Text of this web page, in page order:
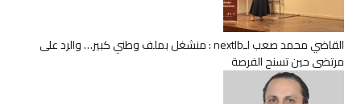
القاضي محمد صعب لـnextlb : منشغل بملف وطني كبير… والرد على
مرتضى حين تسنح الفرصة